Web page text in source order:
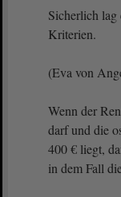
Sicherlich lag
Kriterien.
(Eva von
Wenn der
darf und die
400 € liegt,
in dem Fall